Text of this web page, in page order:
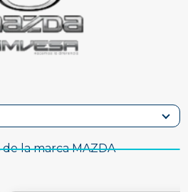
la marca MAZDA -